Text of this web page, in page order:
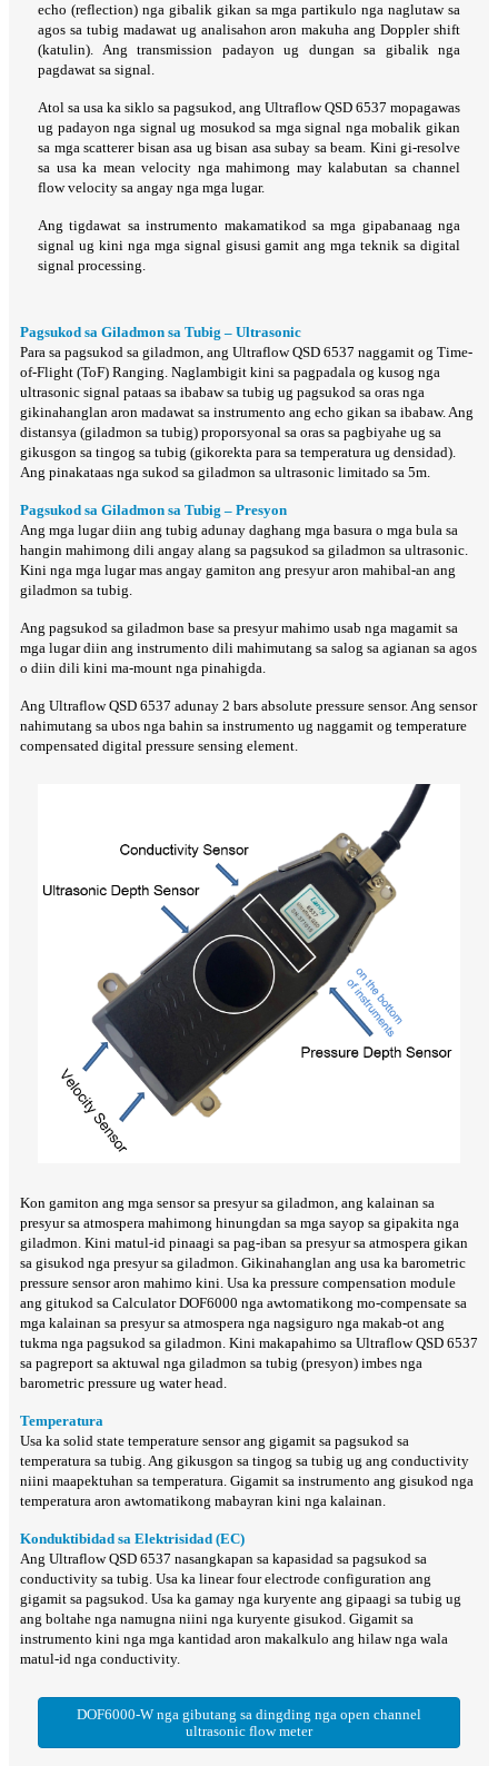
echo (reflection) nga gibalik gikan sa mga partikulo nga naglutaw sa
agos sa tubig madawat ug analisahon aron makuha ang Doppler shift
(katulin). Ang transmission padayon ug dungan sa gibalik nga
pagdawat sa signal.
Atol sa usa ka siklo sa pagsukod, ang Ultraflow QSD 6537 mopagawas
ug padayon nga signal ug mosukod sa mga signal nga mobalik gikan
sa mga scatterer bisan asa ug bisan asa subay sa beam. Kini gi-resolve
sa usa ka mean velocity nga mahimong may kalabutan sa channel
flow velocity sa angay nga mga lugar.
Ang tigdawat sa instrumento makamatikod sa mga gipabanaag nga
signal ug kini nga mga signal gisusi gamit ang mga teknik sa digital
signal processing.
Pagsukod sa Giladmon sa Tubig – Ultrasonic
Para sa pagsukod sa giladmon, ang Ultraflow QSD 6537 naggamit og Time-
of-Flight (ToF) Ranging. Naglambigit kini sa pagpadala og kusog nga
ultrasonic signal pataas sa ibabaw sa tubig ug pagsukod sa oras nga
gikinahanglan aron madawat sa instrumento ang echo gikan sa ibabaw. Ang
distansya (giladmon sa tubig) proporsyonal sa oras sa pagbiyahe ug sa
gikusgon sa tingog sa tubig (gikorekta para sa temperatura ug densidad).
Ang pinakataas nga sukod sa giladmon sa ultrasonic limitado sa 5m.
Pagsukod sa Giladmon sa Tubig – Presyon
Ang mga lugar diin ang tubig adunay daghang mga basura o mga bula sa
hangin mahimong dili angay alang sa pagsukod sa giladmon sa ultrasonic.
Kini nga mga lugar mas angay gamiton ang presyur aron mahibal-an ang
giladmon sa tubig.
Ang pagsukod sa giladmon base sa presyur mahimo usab nga magamit sa
mga lugar diin ang instrumento dili mahimutang sa salog sa agianan sa agos
o diin dili kini ma-mount nga pinahigda.
Ang Ultraflow QSD 6537 adunay 2 bars absolute pressure sensor. Ang sensor
nahimutang sa ubos nga bahin sa instrumento ug naggamit og temperature
compensated digital pressure sensing element.
Kon gamiton ang mga sensor sa presyur sa giladmon, ang kalainan sa
presyur sa atmospera mahimong hinungdan sa mga sayop sa gipakita nga
giladmon. Kini matul-id pinaagi sa pag-iban sa presyur sa atmospera gikan
sa gisukod nga presyur sa giladmon. Gikinahanglan ang usa ka barometric
pressure sensor aron mahimo kini. Usa ka pressure compensation module
ang gitukod sa Calculator DOF6000 nga awtomatikong mo-compensate sa
mga kalainan sa presyur sa atmospera nga nagsiguro nga makab-ot ang
tukma nga pagsukod sa giladmon. Kini makapahimo sa Ultraflow QSD 6537
sa pagreport sa aktuwal nga giladmon sa tubig (presyon) imbes nga
barometric pressure ug water head.
Temperatura
Usa ka solid state temperature sensor ang gigamit sa pagsukod sa
temperatura sa tubig. Ang gikusgon sa tingog sa tubig ug ang conductivity
niini maapektuhan sa temperatura. Gigamit sa instrumento ang gisukod nga
temperatura aron awtomatikong mabayran kini nga kalainan.
Konduktibidad sa Elektrisidad (EC)
Ang Ultraflow QSD 6537 nasangkapan sa kapasidad sa pagsukod sa
conductivity sa tubig. Usa ka linear four electrode configuration ang
gigamit sa pagsukod. Usa ka gamay nga kuryente ang gipaagi sa tubig ug
ang boltahe nga namugna niini nga kuryente gisukod. Gigamit sa
instrumento kini nga mga kantidad aron makalkulo ang hilaw nga wala
matul-id nga conductivity.
DOF6000-W nga gibutang sa dingding nga open channel
ultrasonic flow meter